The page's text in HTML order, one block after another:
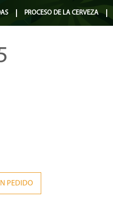
PROCESO DE LA CERVEZA
PEDIDO